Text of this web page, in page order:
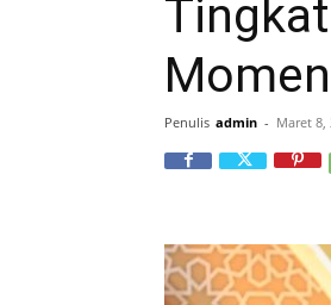
Penulis admin - Maret 8,